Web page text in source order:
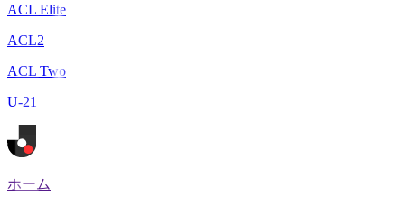
ACL Elite
ACL2
ACL Two
U-21
ホーム